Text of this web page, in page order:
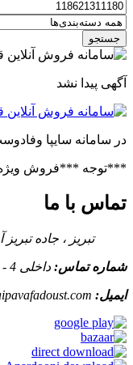
جستجو
آگهی پیدا نشد
در سامانه سایپا
***توجه ***فروش ویژه با تخفیف از اول آبان 1403 (تخفیف استثنائی
تماس با ما
تبریز ، جاده
شماره تماس: داخلی 4 - 34219000 041 / 09054299340
ایمیل: